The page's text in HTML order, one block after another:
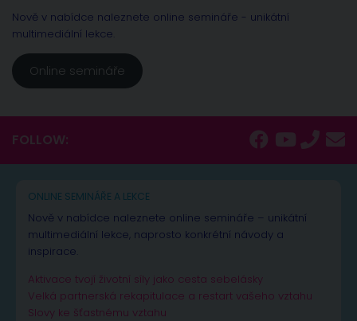
Nově v nabídce naleznete online semináře - unikátní
multimediální lekce.
Online semináře
FOLLOW:
ONLINE SEMINÁŘE A LEKCE
Nově v nabídce naleznete online semináře – unikátní
multimediální lekce, naprosto konkrétní návody a
inspirace.
Aktivace tvojí životní síly jako cesta sebelásky
Velká partnerská rekapitulace a restart vašeho vztahu
Slovy ke šťastnému vztahu